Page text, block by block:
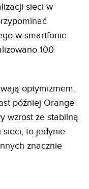
sieci w
w smartfonie.
100
optymizmem.
później Orange
wzrost ze stabilną
sieci, to jedynie
znacznie